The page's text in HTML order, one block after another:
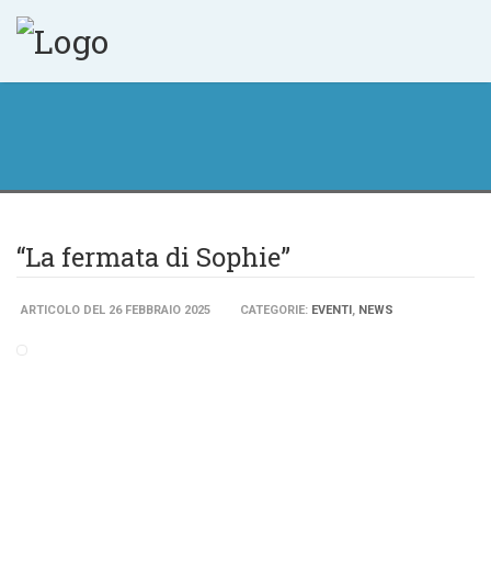
“La fermata di Sophie”
ARTICOLO DEL 26 FEBBRAIO 2025 CATEGORIE: EVENTI, NEWS